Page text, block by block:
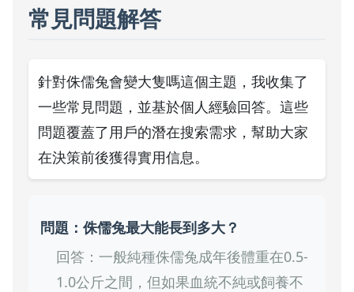
常見問題解答
針對侏儒兔會變大隻嗎這個主題，我收集了
一些常見問題，並基於個人經驗回答。這些
問題覆蓋了用戶的潛在搜索需求，幫助大家
在決策前後獲得實用信息。
問題：侏儒兔最大能長到多大？
回答：一般純種侏儒兔成年後體重在0.5-
1.0公斤之間，但如果血統不純或飼養不